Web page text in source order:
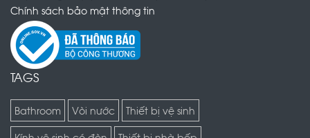
Chính sách bảo mật thông tin
TAGS
Bathroom Vòi nước Thiết bị vệ sinh